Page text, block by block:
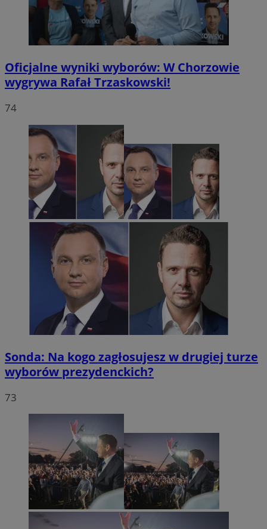
Oficjalne wyniki wyborów: W Chorzowie
wygrywa Rafał Trzaskowski!
74
Sonda: Na kogo zagłosujesz w drugiej turze
wyborów prezydenckich?
73